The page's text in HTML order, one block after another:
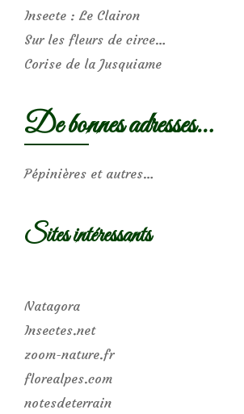
Insecte : Le Clairon
Sur les fleurs de circe…
Corise de la Jusquiame
De bonnes adresses…
Pépinières et autres…
Sites intéressants
Natagora
Insectes.net
zoom-nature.fr
florealpes.com
notesdeterrain